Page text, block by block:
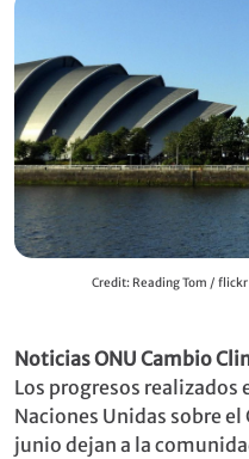
Credit: Reading Tom / flickr
Noticias ONU Cambio
Los progresos realizados
Naciones Unidas sobre
junio dejan a la